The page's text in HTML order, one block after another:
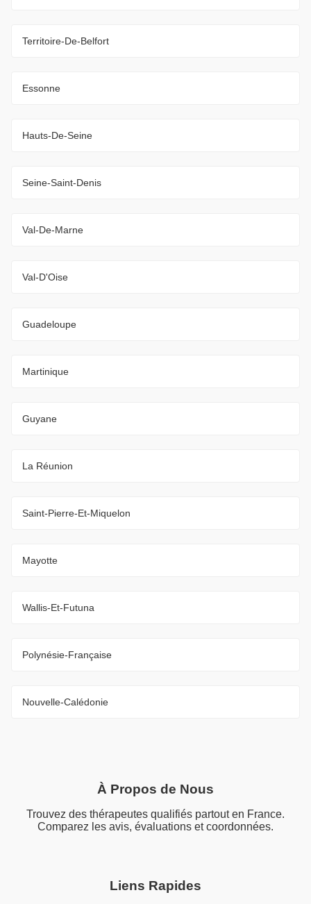
Territoire-De-Belfort
Essonne
Hauts-De-Seine
Seine-Saint-Denis
Val-De-Marne
Val-D'Oise
Guadeloupe
Martinique
Guyane
La Réunion
Saint-Pierre-Et-Miquelon
Mayotte
Wallis-Et-Futuna
Polynésie-Française
Nouvelle-Calédonie
À Propos de Nous
Trouvez des thérapeutes qualifiés partout en France.
Comparez les avis, évaluations et coordonnées.
Liens Rapides